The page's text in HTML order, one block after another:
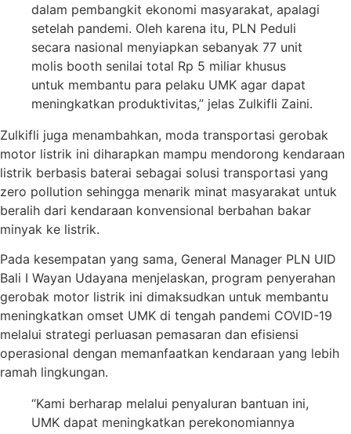
dalam pembangkit ekonomi masyarakat, apalagi
setelah pandemi. Oleh karena itu, PLN Peduli
secara nasional menyiapkan sebanyak 77 unit
molis booth senilai total Rp 5 miliar khusus
untuk membantu para pelaku UMK agar dapat
meningkatkan produktivitas,” jelas Zulkifli Zaini.
Zulkifli juga menambahkan, moda transportasi gerobak
motor listrik ini diharapkan mampu mendorong kendaraan
listrik berbasis baterai sebagai solusi transportasi yang
zero pollution sehingga menarik minat masyarakat untuk
beralih dari kendaraan konvensional berbahan bakar
minyak ke listrik.
Pada kesempatan yang sama, General Manager PLN UID
Bali I Wayan Udayana menjelaskan, program penyerahan
gerobak motor listrik ini dimaksudkan untuk membantu
meningkatkan omset UMK di tengah pandemi COVID-19
melalui strategi perluasan pemasaran dan efisiensi
operasional dengan memanfaatkan kendaraan yang lebih
ramah lingkungan.
“Kami berharap melalui penyaluran bantuan ini,
UMK dapat meningkatkan perekonomiannya